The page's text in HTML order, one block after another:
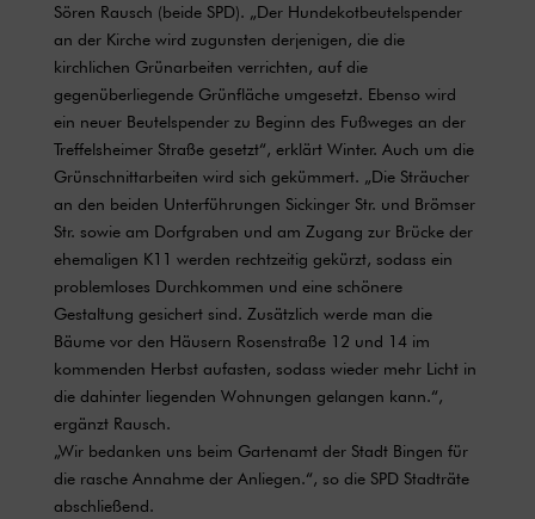
Sören Rausch (beide SPD). „Der Hundekotbeutelspender
an der Kirche wird zugunsten derjenigen, die die
kirchlichen Grünarbeiten verrichten, auf die
gegenüberliegende Grünfläche umgesetzt. Ebenso wird
ein neuer Beutelspender zu Beginn des Fußweges an der
Treffelsheimer Straße gesetzt“, erklärt Winter. Auch um die
Grünschnittarbeiten wird sich gekümmert. „Die Sträucher
an den beiden Unterführungen Sickinger Str. und Brömser
Str. sowie am Dorfgraben und am Zugang zur Brücke der
ehemaligen K11 werden rechtzeitig gekürzt, sodass ein
problemloses Durchkommen und eine schönere
Gestaltung gesichert sind. Zusätzlich werde man die
Bäume vor den Häusern Rosenstraße 12 und 14 im
kommenden Herbst aufasten, sodass wieder mehr Licht in
die dahinter liegenden Wohnungen gelangen kann.“,
ergänzt Rausch.
„Wir bedanken uns beim Gartenamt der Stadt Bingen für
die rasche Annahme der Anliegen.“, so die SPD Stadträte
abschließend.